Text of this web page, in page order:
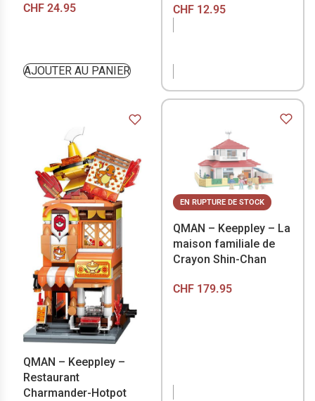
CHF 24.95
AJOUTER AU PANIER
CHF12.95
QMAN – Keeppley –
Restaurant
Charmander-Hotpot
EN RUPTURE DE STOCK
QMAN – Keeppley – La
maison familiale de
Crayon Shin-Chan
CHF179.95